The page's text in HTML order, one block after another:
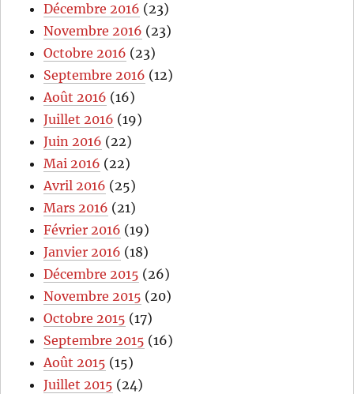
Décembre 2016 (23)
Novembre 2016 (23)
Octobre 2016 (23)
Septembre 2016 (12)
Août 2016 (16)
Juillet 2016 (19)
Juin 2016 (22)
Mai 2016 (22)
Avril 2016 (25)
Mars 2016 (21)
Février 2016 (19)
Janvier 2016 (18)
Décembre 2015 (26)
Novembre 2015 (20)
Octobre 2015 (17)
Septembre 2015 (16)
Août 2015 (15)
Juillet 2015 (24)